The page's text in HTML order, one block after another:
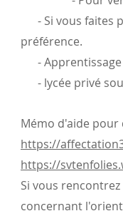
- Si vous faites
préférence.
- Apprentissage
- lycée privé
Mémo d'aide
https://
https://
Si vous
concernant